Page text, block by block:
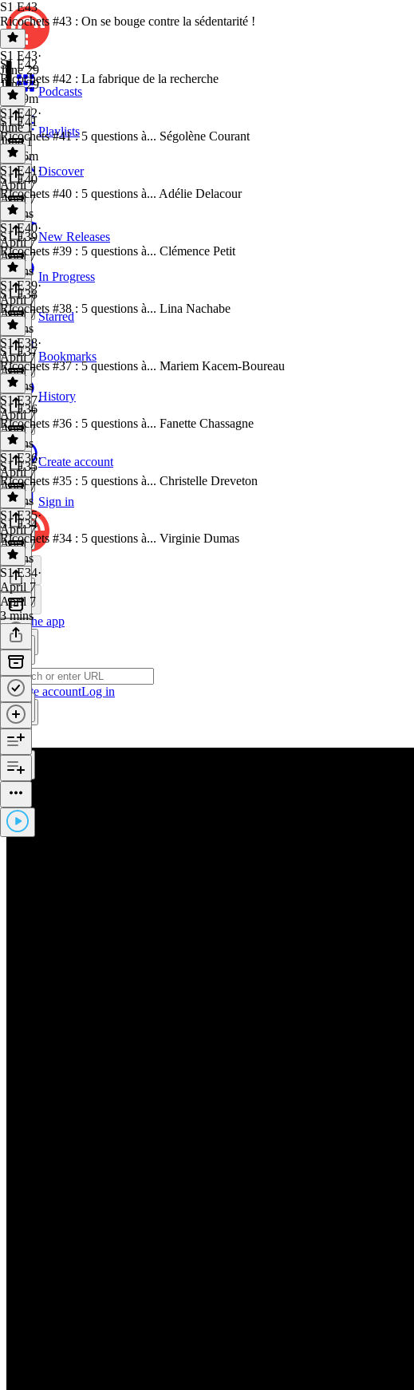
Podcasts
Playlists
Discover
New Releases
In Progress
Starred
Bookmarks
History
Create account
Sign in
Get the app
Create accountLog in
S1 E43
Ricochets #43 : On se bouge contre la sédentarité !
S1 E43·
June 29
June 29
1h 19m
S1 E42
Ricochets #42 : La fabrique de la recherche
S1 E42·
June 1
June 1
1h 26m
S1 E41
Ricochets #41 : 5 questions à... Ségolène Courant
S1 E41 ·
April 7
April 7
4 mins
S1 E40
Ricochets #40 : 5 questions à... Adélie Delacour
S1 E40·
April 7
April 7
5 mins
S1 E39
Ricochets #39 : 5 questions à... Clémence Petit
S1 E39·
April 7
April 7
5 mins
S1 E38
Ricochets #38 : 5 questions à... Lina Nachabe
S1 E38·
April 7
April 7
4 mins
S1 E37
Ricochets #37 : 5 questions à... Mariem Kacem-Boureau
S1 E37·
April 7
April 7
5 mins
S1 E36
Ricochets #36 : 5 questions à... Fanette Chassagne
S1 E36·
April 7
April 7
3 mins
S1 E35
Ricochets #35 : 5 questions à... Christelle Dreveton
S1 E35·
April 7
April 7
3 mins
S1 E34
Ricochets #34 : 5 questions à... Virginie Dumas
S1 E34·
April 7
April 7
3 mins